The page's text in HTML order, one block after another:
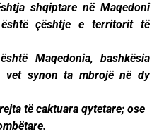
shqiptare në Maqedoni
çështje e territorit të
Maqedonia, bashkësia
vet synon ta mbrojë në dy
të caktuara qytetare; ose